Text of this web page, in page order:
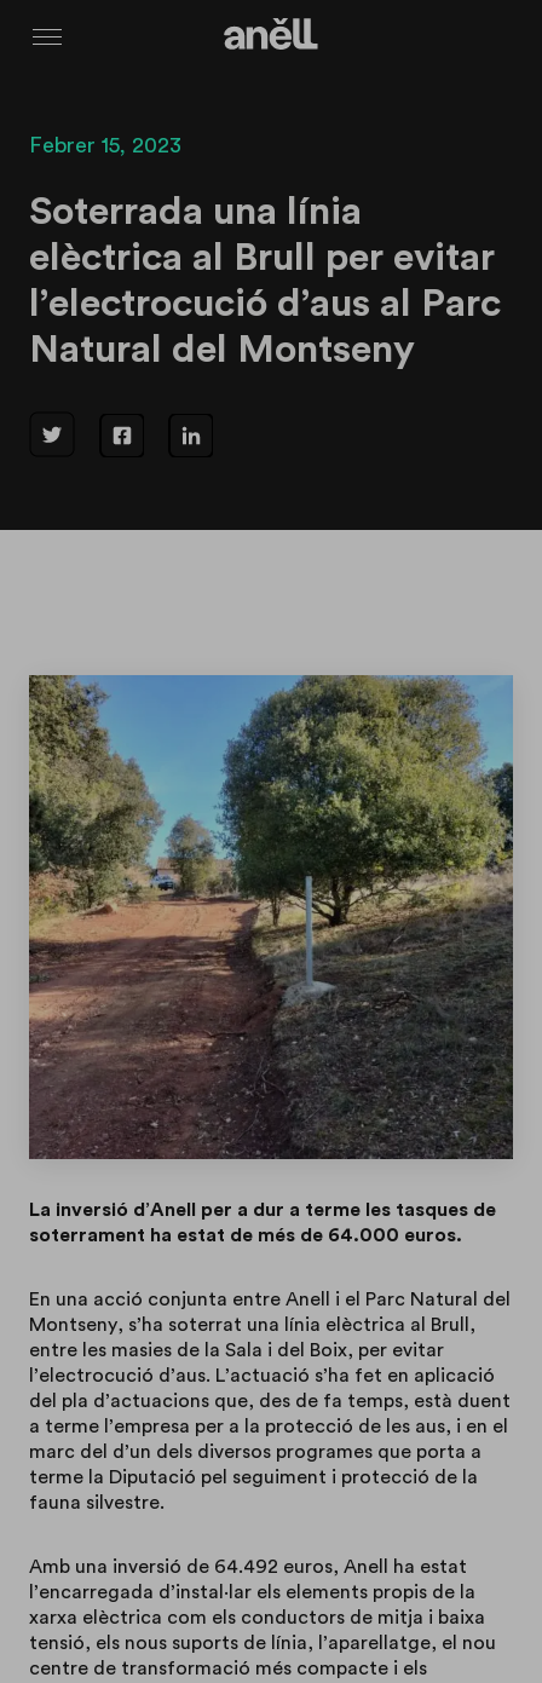
Menú
Febrer 15, 2023
Soterrada una línia
elèctrica al Brull per evitar
l’electrocució d’aus al Parc
Natural del Montseny
La inversió d’Anell per a dur a terme les tasques de
soterrament ha estat de més de 64.000 euros.
En una acció conjunta entre Anell i el Parc Natural del
Montseny, s’ha soterrat una línia elèctrica al Brull,
entre les masies de la Sala i del Boix, per evitar
l’electrocució d’aus. L’actuació s’ha fet en aplicació
del pla d’actuacions que, des de fa temps, està duent
a terme l’empresa per a la protecció de les aus, i en el
marc del d’un dels diversos programes que porta a
terme la Diputació pel seguiment i protecció de la
fauna silvestre.
Amb una inversió de 64.492 euros, Anell ha estat
l’encarregada d’instal·lar els elements propis de la
xarxa elèctrica com els conductors de mitja i baixa
tensió, els nous suports de línia, l’aparellatge, el nou
centre de transformació més compacte i els